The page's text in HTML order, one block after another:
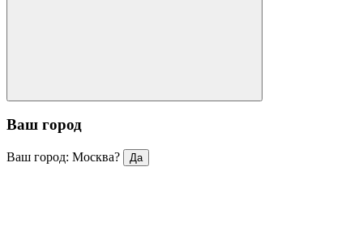
Ваш город
Ваш город: Москва? Да